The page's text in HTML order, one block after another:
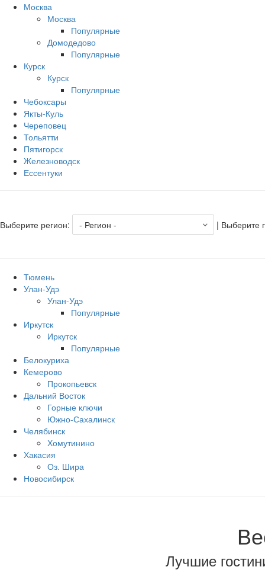
Москва
Москва
Популярные
Домодедово
Популярные
Курск
Курск
Популярные
Чебоксары
Якты-Куль
Череповец
Тольятти
Пятигорск
Железноводск
Ессентуки
Выберите регион: | Выберите
Тюмень
Улан-Удэ
Улан-Удэ
Популярные
Иркутск
Иркутск
Популярные
Белокуриха
Кемерово
Прокопьевск
Дальний Восток
Горные ключи
Южно‐Сахалинск
Челябинск
Хомутинино
Хакасия
Оз. Шира
Новосибирск
Лучшие